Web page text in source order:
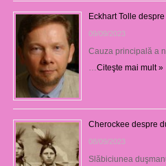
Eckhart Tolle
09/09/2023
Cauza principală a
…Citeşte mai mult »
Cherockee despre
08/09/2023
Slăbiciunea